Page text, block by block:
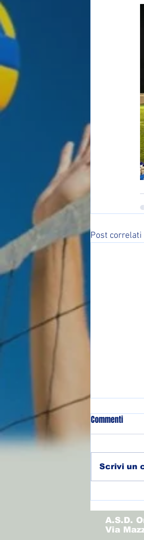
Post correlati
(Allievi)
3/4
Commenti
Scrivi un
A.S.D.
Via